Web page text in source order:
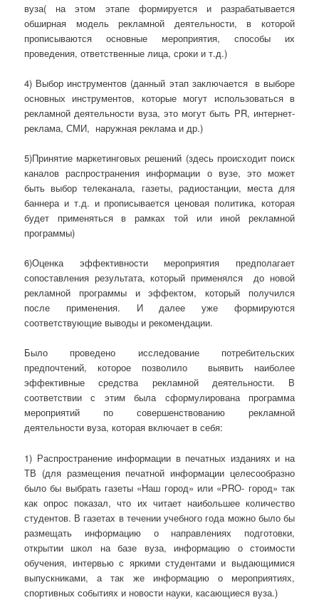
вуза( на этом этапе формируется и разрабатывается
обширная модель рекламной деятельности, в которой
прописываются основные мероприятия, способы их
проведения, ответственные лица, сроки и т.д.)
4) Выбор инструментов (данный этап заключается в выборе
основных инструментов, которые могут использоваться в
рекламной деятельности вуза, это могут быть PR, интернет-
реклама, СМИ, наружная реклама и др.)
5)Принятие маркетинговых решений (здесь происходит поиск
каналов распространения информации о вузе, это может
быть выбор телеканала, газеты, радиостанции, места для
баннера и т.д. и прописывается ценовая политика, которая
будет применяться в рамках той или иной рекламной
программы)
6)Оценка эффективности мероприятия предполагает
сопоставления результата, который применялся до новой
рекламной программы и эффектом, который получился
после применения. И далее уже формируются
соответствующие выводы и рекомендации.
Было проведено исследование потребительских
предпочтений, которое позволило выявить наиболее
эффективные средства рекламной деятельности. В
соответствии с этим была сформулирована программа
мероприятий по совершенствованию рекламной
деятельности вуза, которая включает в себя:
1) Распространение информации в печатных изданиях и на
ТВ (для размещения печатной информации целесообразно
было бы выбрать газеты «Наш город» или «PRO- город» так
как опрос показал, что их читает наибольшее количество
студентов. В газетах в течении учебного года можно было бы
размещать информацию о направлениях подготовки,
открытии школ на базе вуза, информацию о стоимости
обучения, интервью с яркими студентами и выдающимися
выпускниками, а так же информацию о мероприятиях,
спортивных событиях и новости науки, касающиеся вуза.)